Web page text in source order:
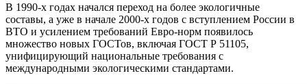
В 1990-х годах начался переход на более экологичные
составы, а уже в начале 2000-х годов с вступлением России в
ВТО и усилением требований Евро-норм появилось
множество новых ГОСТов, включая ГОСТ Р 51105,
унифицирующий национальные требования с
международными экологическими стандартами.